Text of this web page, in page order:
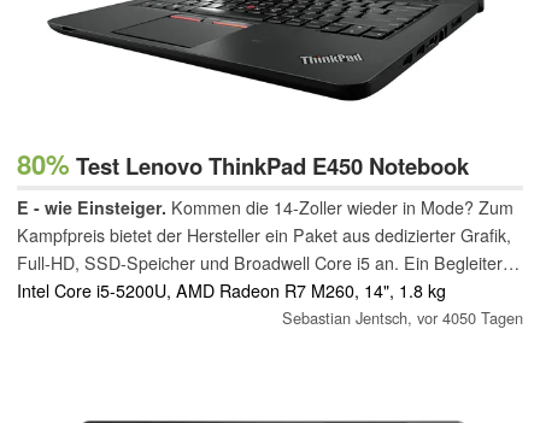
80% Test Lenovo ThinkPad E450 Notebook
E - wie Einsteiger. Kommen die 14-Zoller wieder in Mode? Zum
Kampfpreis bietet der Hersteller ein Paket aus dedizierter Grafik,
Full-HD, SSD-Speicher und Broadwell Core i5 an. Ein Begleiter
für Uni und Games gleichermaßen?
Intel Core i5-5200U, AMD Radeon R7 M260, 14", 1.8 kg
Sebastian Jentsch, vor 4050 Tagen